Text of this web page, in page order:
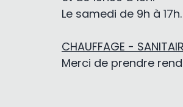
Le samedi de 9h à 17h.
CHAUFFAGE -
Merci de prendre